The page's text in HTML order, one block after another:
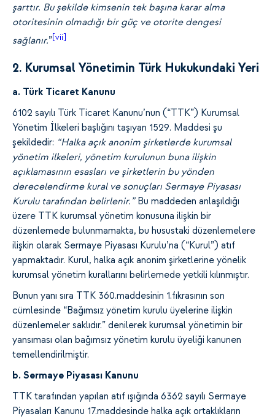
şarttır. Bu şekilde kimsenin tek başına karar alma
otoritesinin olmadığı bir güç ve otorite dengesi
sağlanır.” [vii]
2. Kurumsal Yönetimin Türk Hukukundaki Yeri
a. Türk Ticaret Kanunu
6102 sayılı Türk Ticaret Kanunu’nun (“TTK”) Kurumsal
Yönetim İlkeleri başlığını taşıyan 1529. Maddesi şu
şekildedir: “Halka açık anonim şirketlerde kurumsal
yönetim ilkeleri, yönetim kurulunun buna ilişkin
açıklamasının esasları ve şirketlerin bu yönden
derecelendirme kural ve sonuçları Sermaye Piyasası
Kurulu tarafından belirlenir.” Bu maddeden anlaşıldığı
üzere TTK kurumsal yönetim konusuna ilişkin bir
düzenlemede bulunmamakta, bu husustaki düzenlemelere
ilişkin olarak Sermaye Piyasası Kurulu’na (“Kurul”) atıf
yapmaktadır. Kurul, halka açık anonim şirketlerine yönelik
kurumsal yönetim kurallarını belirlemede yetkili kılınmıştır.
Bunun yanı sıra TTK 360.maddesinin 1.fıkrasının son
cümlesinde “Bağımsız yönetim kurulu üyelerine ilişkin
düzenlemeler saklıdır.” denilerek kurumsal yönetimin bir
yansıması olan bağımsız yönetim kurulu üyeliği kanunen
temellendirilmiştir.
b. Sermaye Piyasası Kanunu
TTK tarafından yapılan atıf ışığında 6362 sayılı Sermaye
Piyasaları Kanunu 17.maddesinde halka açık ortaklıkların